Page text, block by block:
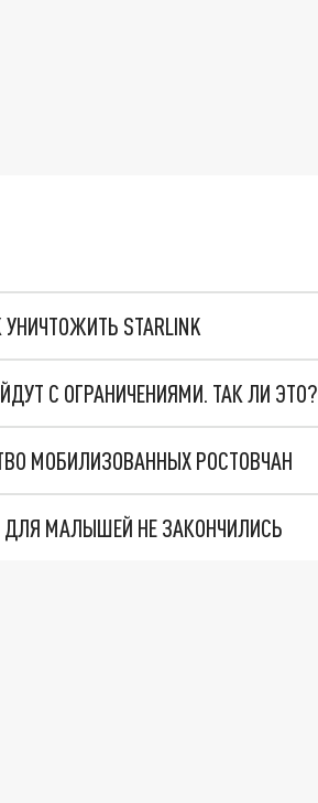
STARLINK
С ОГРАНИЧЕНИЯМИ. ТАК ЛИ ЭТО?
МОБИЛИЗОВАННЫХ РОСТОВЧАН
МАЛЫШЕЙ НЕ ЗАКОНЧИЛИСЬ